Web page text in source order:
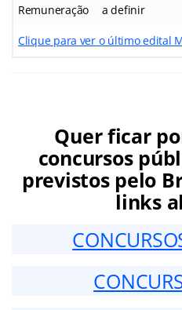
Remuneração a definir
Clique para ver o último edital
Quer ficar
concursos
previstos pelo
links